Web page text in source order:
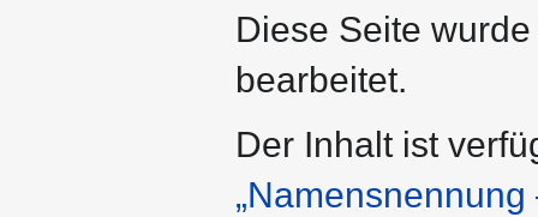
Diese Seite
bearbeitet.
Der Inhalt ist